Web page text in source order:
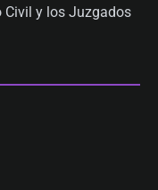
Civil y los Juzgados